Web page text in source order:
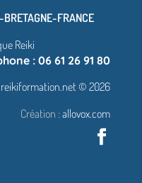
FRANCE
Reiki
: 06 61 26 91 80
reikiformation.net © 2026
Création : allovox.com